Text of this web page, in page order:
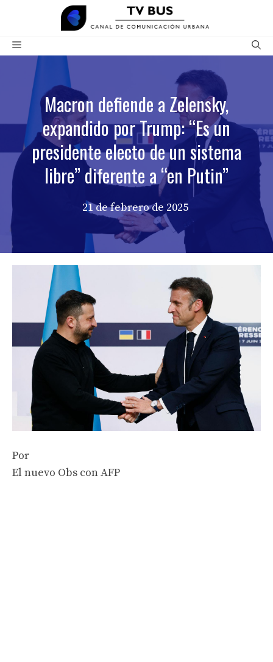
contenido
Menú
Macron defiende a Zelensky,
expandido por Trump: “Es un
presidente electo de un sistema
libre” diferente a “en Putin”
21 de febrero de 2025
Por
El nuevo Obs con AFP